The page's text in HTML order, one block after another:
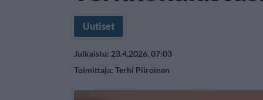
Uutiset
Julkaistu: 23.4.2026, 07:03
Toimittaja: Terhi Piiroinen